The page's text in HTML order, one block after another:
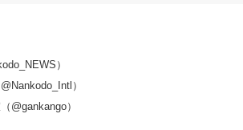
）
）
@gankango）